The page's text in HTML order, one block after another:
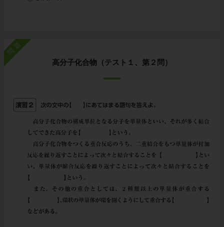
問題
高分子化合物（テスト１、第２問）